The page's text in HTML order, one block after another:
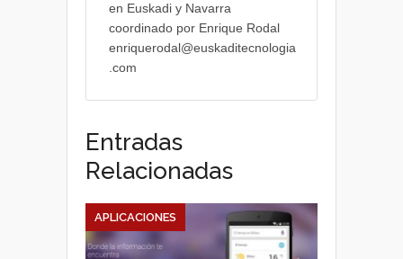
en Euskadi y Navarra
coordinado por Enrique Rodal
enriquerodal@euskaditecnologia
.com
Entradas
Relacionadas
APLICACIONES